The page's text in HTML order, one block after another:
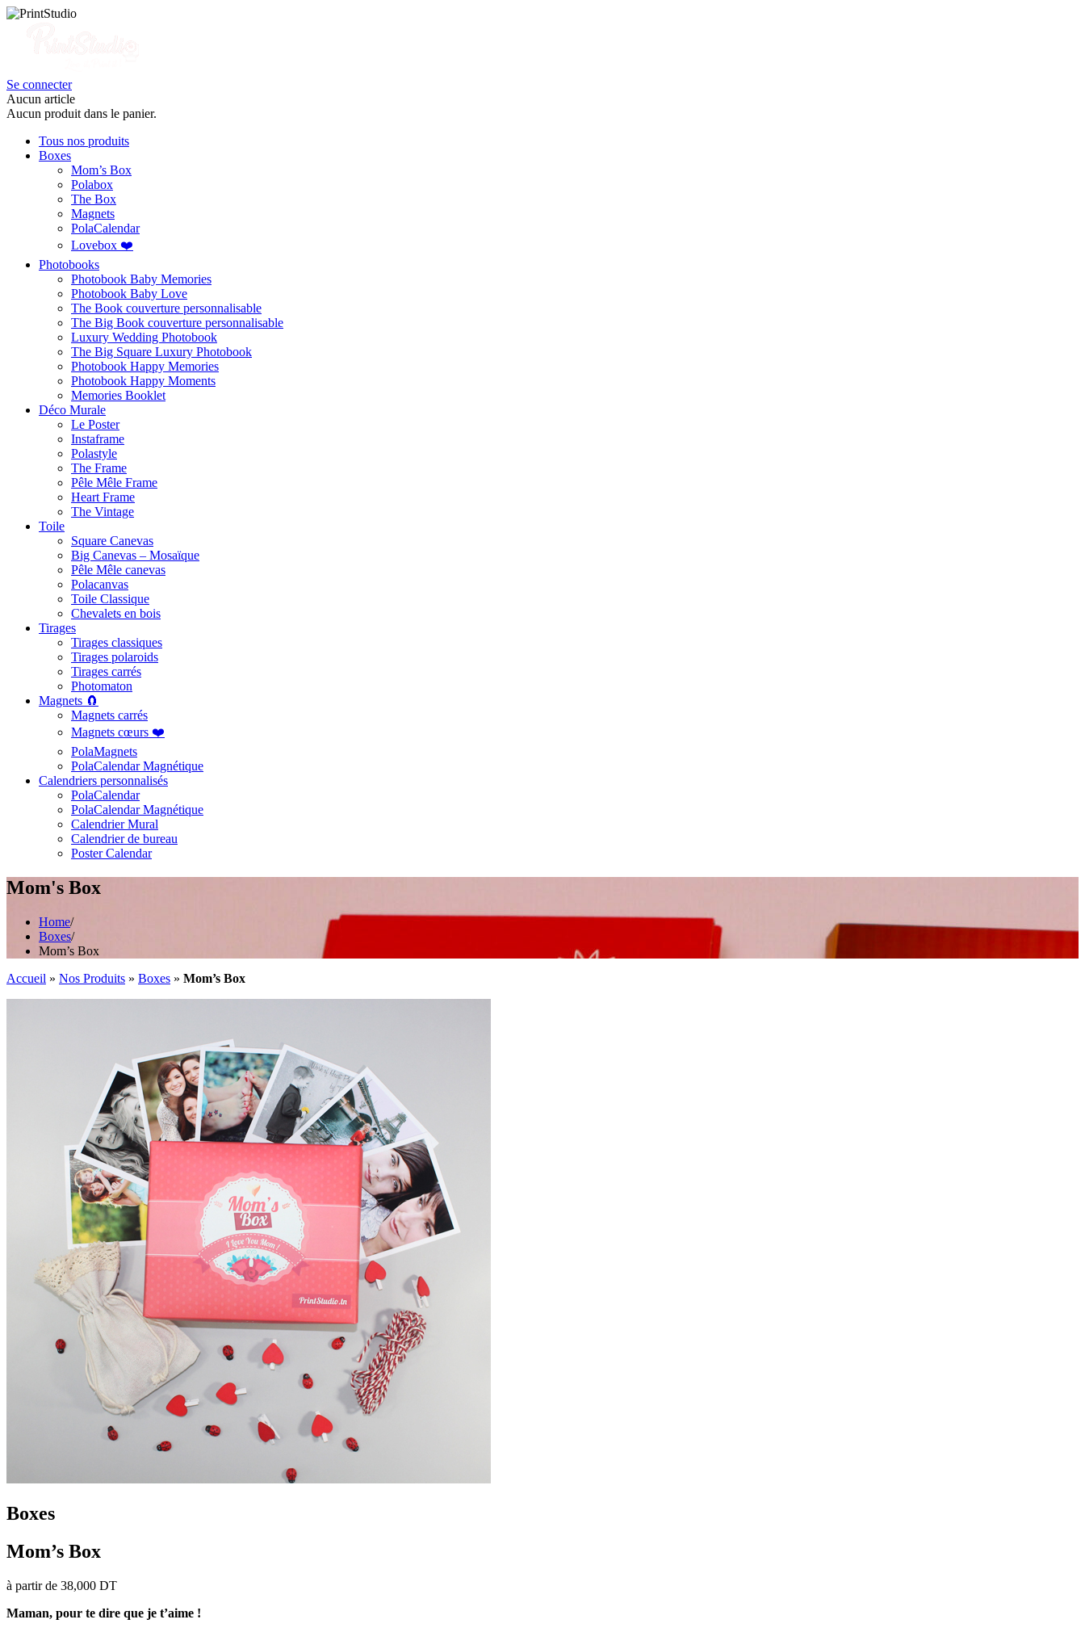
Se connecter
Aucun article
Aucun produit dans le panier.
Tous nos produits
Boxes
Mom’s Box
Polabox
The Box
Magnets
PolaCalendar
Lovebox ❤️
Photobooks
Photobook Baby Memories
Photobook Baby Love
The Book couverture personnalisable
The Big Book couverture personnalisable
Luxury Wedding Photobook
The Big Square Luxury Photobook
Photobook Happy Memories
Photobook Happy Moments
Memories Booklet
Déco Murale
Le Poster
Instaframe
Polastyle
The Frame
Pêle Mêle Frame
Heart Frame
The Vintage
Toile
Square Canevas
Big Canevas – Mosaïque
Pêle Mêle canevas
Polacanvas
Toile Classique
Chevalets en bois
Tirages
Tirages classiques
Tirages polaroids
Tirages carrés
Photomaton
Magnets 🧲
Magnets carrés
Magnets cœurs ❤️
PolaMagnets
PolaCalendar Magnétique
Calendriers personnalisés
PolaCalendar
PolaCalendar Magnétique
Calendrier Mural
Calendrier de bureau
Poster Calendar
Mom's Box
Home/
Boxes/
Mom’s Box
Accueil » Nos Produits » Boxes » Mom’s Box
Boxes
Mom’s Box
à partir de 38,000 DT
Maman, pour te dire que je t’aime !